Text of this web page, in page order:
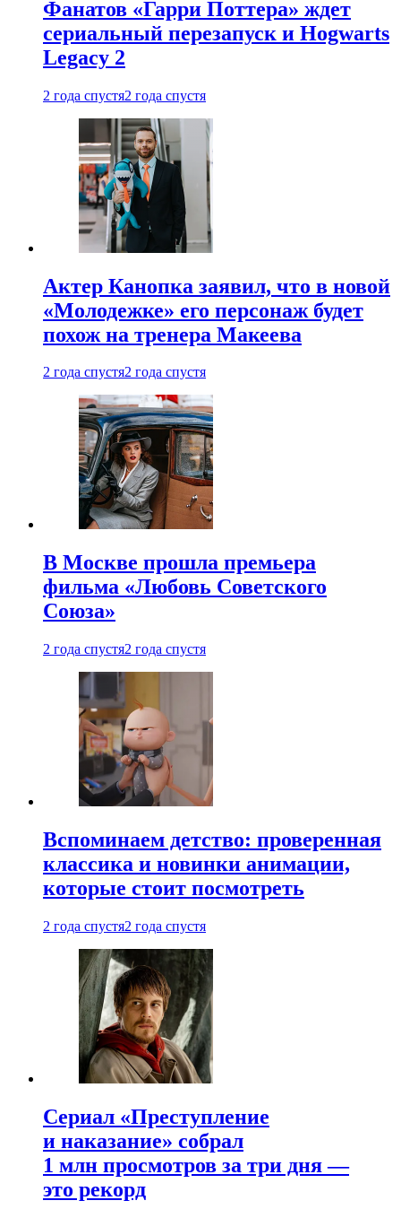
Фанатов «Гарри Поттера» ждет
сериальный перезапуск и Hogwarts
Legacy 2
2 года спустя2 года спустя
Актер Канопка заявил, что в новой
«Молодежке» его персонаж будет
похож на тренера Макеева
2 года спустя2 года спустя
В Москве прошла премьера
фильма «Любовь Советского
Союза»
2 года спустя2 года спустя
Вспоминаем детство: проверенная
классика и новинки анимации,
которые стоит посмотреть
2 года спустя2 года спустя
Сериал «Преступление
и наказание» собрал
1 млн просмотров за три дня —
это рекорд